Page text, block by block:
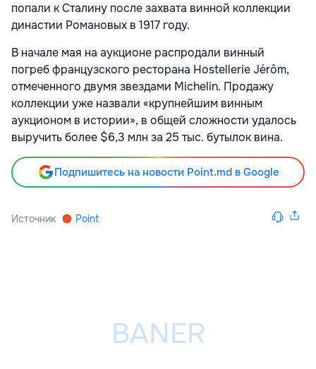
попали к Сталину после захвата винной коллекции
династии Романовых в 1917 году.
В начале мая на аукционе распродали винный
погреб французского ресторана Hostellerie Jérôm,
отмеченного двумя звездами Michelin. Продажу
коллекции уже назвали «крупнейшим винным
аукционом в истории», в общей сложности удалось
выручить более $6,3 млн за 25 тыс. бутылок вина.
Подпишитесь на новости Point.md в Google
Источник Point